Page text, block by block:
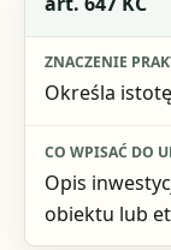
Znaczenie
Co wpisać do
Określa
Opis
obiektu lub